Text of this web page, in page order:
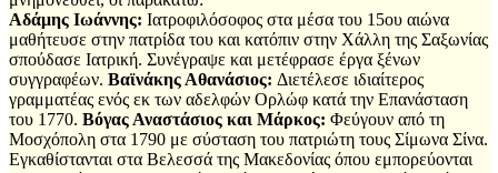
Αδάμης Ιωάννης: Ιατροφιλόσοφος στα μέσα του 15ου αιώνα
μαθήτευσε στην πατρίδα του και κατόπιν στην Χάλλη της Σαξωνίας
σπούδασε Ιατρική. Συνέγραψε και μετέφρασε έργα ξένων
συγγραφέων. Βαϊνάκης Αθανάσιος: Διετέλεσε ιδιαίτερος
γραμματέας ενός εκ των αδελφών Ορλώφ κατά την Επανάσταση
του 1770. Βόγας Αναστάσιος και Μάρκος: Φεύγουν από τη
Μοσχόπολη στα 1790 με σύσταση του πατριώτη τους Σίμωνα Σίνα.
Εγκαθίστανται στα Βελεσσά της Μακεδονίας όπου εμπορεύονται